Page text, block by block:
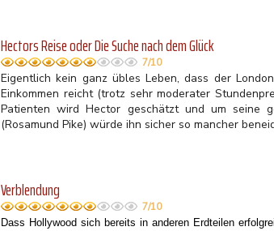
Hectors Reise oder Die Suche nach dem Glück
7/10
Eigentlich kein ganz übles Leben, dass der
Einkommen reicht (trotz sehr moderater
Patienten wird Hector geschätzt und um seine
(Rosamund Pike) würde ihn sicher so mancher
Verblendung
7/10
Dass Hollywood sich bereits in anderen Erdteilen